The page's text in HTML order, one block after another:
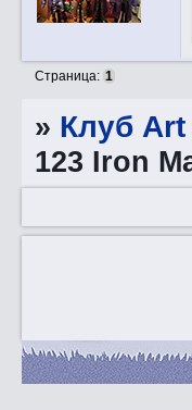
Страница: 1
» Клуб Art
123 Iron